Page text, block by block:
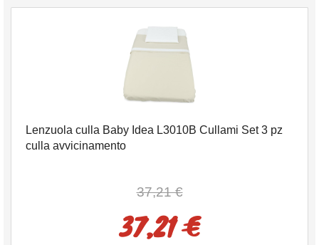
Lenzuola culla Baby Idea L3010B Cullami Set 3 pz
culla avvicinamento
37,21 €
37,21 €